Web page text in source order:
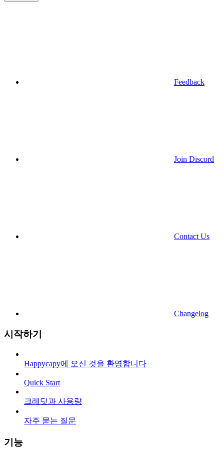
Feedback
Join Discord
Contact Us
Changelog
시작하기
Happycapy에 오신 것을 환영합니다
Quick Start
크레딧과 사용량
자주 묻는 질문
기능